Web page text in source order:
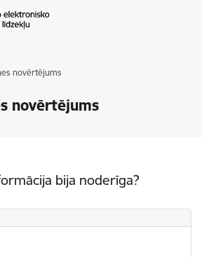
novērtējums
novērtējums
bija noderīga?
noderīga?